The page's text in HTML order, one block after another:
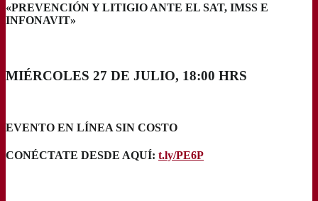
«PREVENCIÓN Y LITIGIO ANTE EL SAT, IMSS E
INFONAVIT»
MIÉRCOLES 27 DE JULIO, 18:00 HRS
EVENTO EN LÍNEA SIN COSTO
CONÉCTATE DESDE AQUÍ: t.ly/PE6P